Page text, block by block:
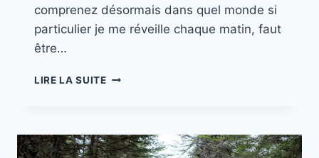
comprenez désormais dans quel monde si
particulier je me réveille chaque matin, faut
être…
LIRE LA SUITEMISSION
18
QUEBEC